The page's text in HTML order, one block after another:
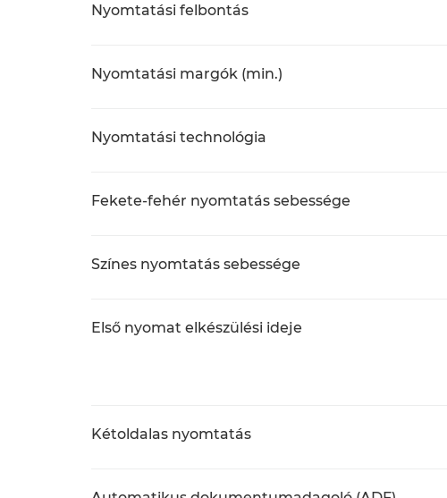
Nyomtatási felbontás
Nyomtatási margók (min.)
Nyomtatási technológia
Fekete-fehér nyomtatás sebessége
Színes nyomtatás sebessége
Első nyomat elkészülési ideje
Kétoldalas nyomtatás